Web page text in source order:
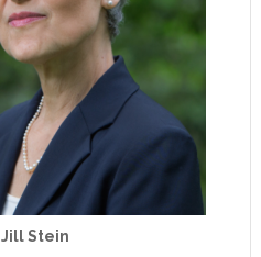
Jill Stein